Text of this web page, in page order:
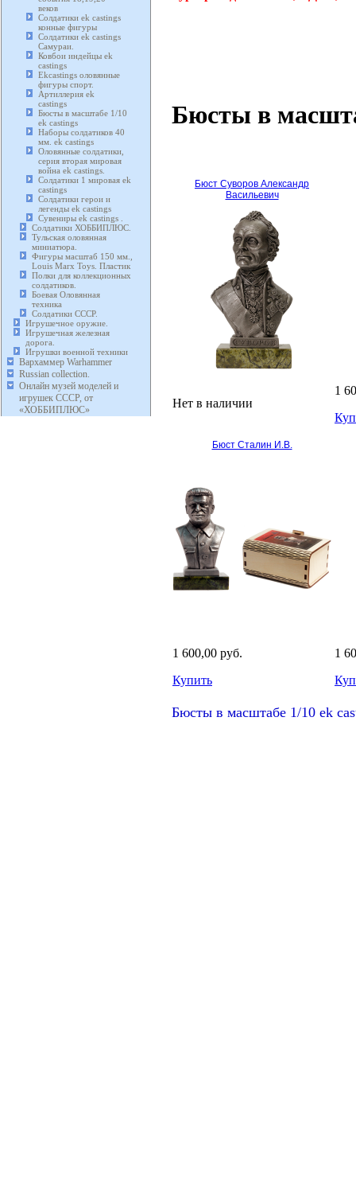
веков
Солдатики ek castings
конные фигуры
Солдатики ek castings
Самураи.
Ковбои индейцы ek
castings
Ekcastings оловянные
фигуры спорт.
Артиллерия ek
castings
Бюсты в масштабе 1/10
ek castings
Наборы солдатиков 40
мм. ek castings
Оловянные солдатики,
серия вторая мировая
война ek castings.
Солдатики 1 мировая ek
castings
Солдатики герои и
легенды ek castings
Сувениры ek castings .
Солдатики ХОББИПЛЮС.
Тульская оловянная
миниатюра.
Фигуры масштаб 150 мм.,
Louis Marx Toys. Пластик
Полки для коллекционных
солдатиков.
Боевая Оловянная
техника
Солдатики СССР.
Игрушечное оружие.
Игрушечная железная
дорога.
Игрушки военной техники
Вархаммер Warhammer
Russian collection.
Онлайн музей моделей и
игрушек СССР, от
«ХОББИПЛЮС»
Бюсты в
Бюст Суворов Александр
Васильевич
Нет в наличии
1
Бюст Сталин И.В.
1 600,00 руб.
Купить
1
Бюсты в масштабе 1/10 ek